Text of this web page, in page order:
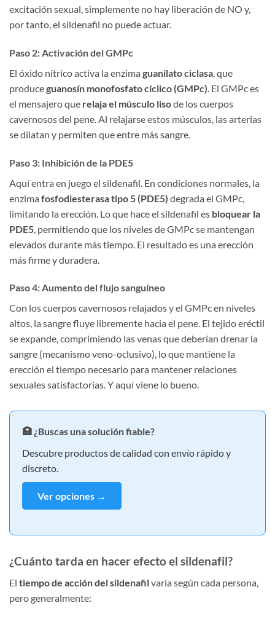
excitación sexual, simplemente no hay liberación de NO y,
por tanto, el sildenafil no puede actuar.
Paso 2: Activación del GMPc
El óxido nítrico activa la enzima guanilato ciclasa , que
produceguanosín monofosfato cíclico (GMPc) . El GMPc es
el mensajero que relaja el músculo lisode los cuerpos
cavernosos del pene. Al relajarse estos músculos, las arterias
se dilatan y permiten que entre más sangre.
Paso 3: Inhibición de la PDE5
Aquí entra en juego el sildenafil. En condiciones normales, la
enzima fosfodiesterasa tipo 5 (PDE5) degrada el GMPc,
limitando la erección. Lo que hace el sildenafil es bloquear la
PDE5 , permitiendo que los niveles de GMPc se mantengan
elevados durante más tiempo. El resultado es una erección
más firme y duradera.
Paso 4: Aumento del flujo sanguíneo
Con los cuerpos cavernosos relajados y el GMPc en niveles
altos, la sangre fluye libremente hacia el pene. El tejido eréctil
se expande, comprimiendo las venas que deberían drenar la
sangre (mecanismo veno-oclusivo), lo que mantiene la
erección el tiempo necesario para mantener relaciones
sexuales satisfactorias. Y aquí viene lo bueno.
🏥 ¿Buscas una solución fiable?
Descubre productos de calidad con envío rápido y
discreto.
Ver opciones →
¿Cuánto tarda en hacer efecto el sildenafil?
El tiempo de acción del sildenafilvaría según cada persona,
pero generalmente: